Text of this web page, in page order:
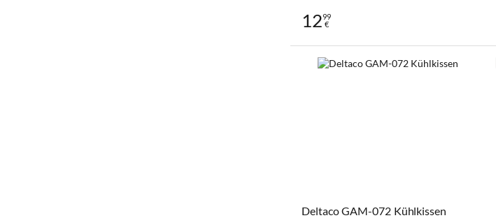
1299
€
Deltaco GAM-072 Kühlkissen